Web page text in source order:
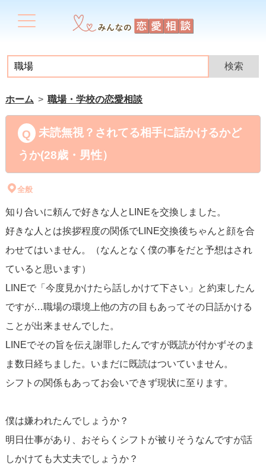
ホーム 職場・学校の恋愛相談
未読無視？されてる相手に話かけるかど
うか(28歳・男性）
全般
知り合いに頼んで好きな人とLINEを交換しました。
好きな人とは挨拶程度の関係でLINE交換後ちゃんと顔を合
わせてはいません。（なんとなく僕の事をだと予想はされ
ていると思います）
LINEで「今度見かけたら話しかけて下さい」と約束したん
ですが…職場の環境上他の方の目もあってその日話かける
ことが出来ませんでした。
LINEでその旨を伝え謝罪したんですが既読が付かずそのま
ま数日経ちました。いまだに既読はついていません。
シフトの関係もあってお会いできず現状に至ります。
僕は嫌われたんでしょうか？
明日仕事があり、おそらくシフトが被りそうなんですが話
しかけても大丈夫でしょうか？